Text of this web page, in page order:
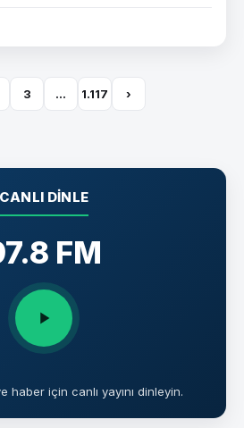
3 … 1.117 ›
CANLI DINLE
FM
haber için canlı yayını dinleyin.